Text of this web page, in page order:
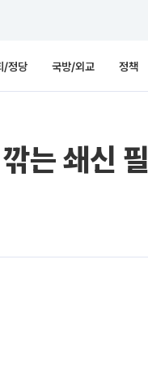
/정당 국방/외교 정책
는 쇄신